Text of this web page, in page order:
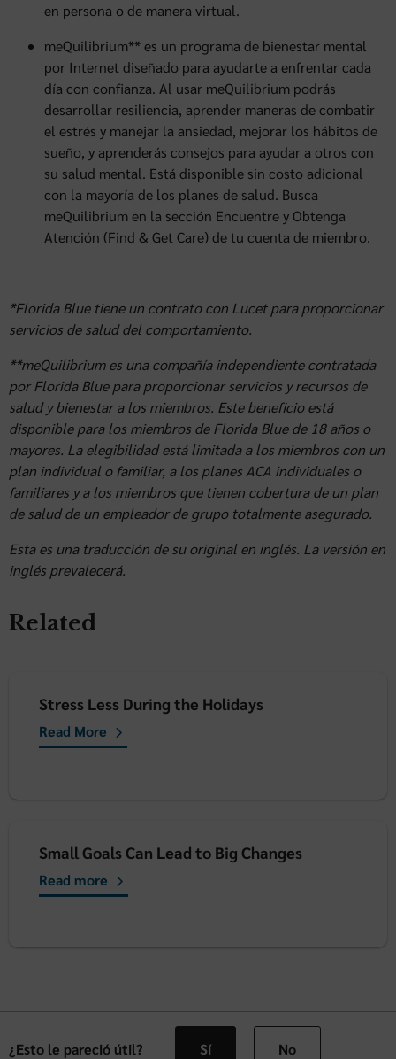
en persona o de manera virtual.
meQuilibrium** es un programa de bienestar mental
por Internet diseñado para ayudarte a enfrentar cada
día con confianza. Al usar meQuilibrium podrás
desarrollar resiliencia, aprender maneras de combatir
el estrés y manejar la ansiedad, mejorar los hábitos de
sueño, y aprenderás consejos para ayudar a otros con
su salud mental. Está disponible sin costo adicional
con la mayoría de los planes de salud. Busca
meQuilibrium en la sección Encuentre y Obtenga
Atención (Find & Get Care) de tu cuenta de miembro.
*Florida Blue tiene un contrato con Lucet para proporcionar
servicios de salud del comportamiento.
**meQuilibrium es una compañía independiente contratada
por Florida Blue para proporcionar servicios y recursos de
salud y bienestar a los miembros. Este beneficio está
disponible para los miembros de Florida Blue de 18 años o
mayores. La elegibilidad está limitada a los miembros con un
plan individual o familiar, a los planes ACA individuales o
familiares y a los miembros que tienen cobertura de un plan
de salud de un empleador de grupo totalmente asegurado.
Esta es una traducción de su original en inglés. La versión en
inglés prevalecerá.
Related
Stress Less During the Holidays
Read More
Small Goals Can Lead to Big Changes
Read more
¿Esto le pareció útil? Sí No